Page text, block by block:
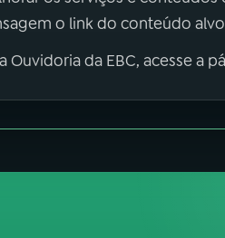
o link do conteúdo
Ouvidoria da EBC, acesse a